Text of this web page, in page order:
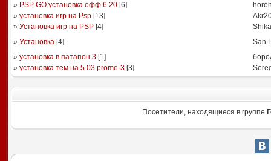
» PSP GO установка офф 6.20[6]
» установка игр на Psp[13]
» Установка игр на PSP[4]
» Установка[4]
San
» установка в патапон 3[1]
» установка тем на 5.03 prome-3[3]
Посетители, находящиеся в группе